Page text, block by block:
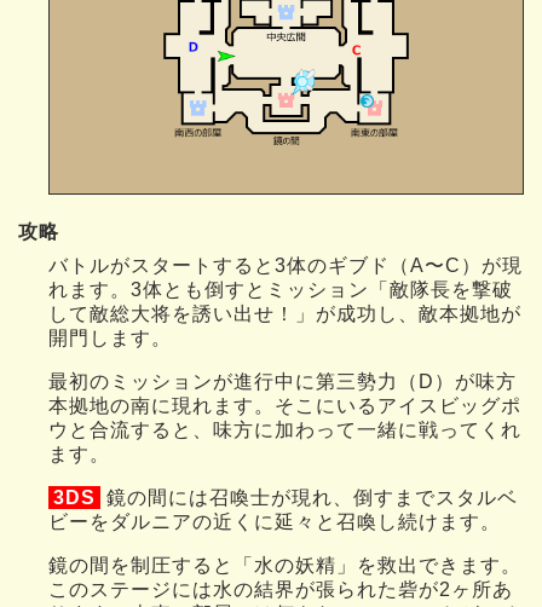
攻略
バトルがスタートすると3体のギブド（A〜C）が現
れます。3体とも倒すとミッション「敵隊長を撃破
して敵総大将を誘い出せ！」が成功し、敵本拠地が
開門します。
最初のミッションが進行中に第三勢力（D）が味方
本拠地の南に現れます。そこにいるアイスビッグポ
ウと合流すると、味方に加わって一緒に戦ってくれ
ます。
3DS
鏡の間には召喚士が現れ、倒すまでスタルベ
ビーをダルニアの近くに延々と召喚し続けます。
鏡の間を制圧すると「水の妖精」を救出できます。
このステージには水の結界が張られた砦が2ヶ所あ